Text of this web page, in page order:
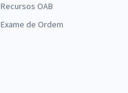
Recursos OAB
Exame de Ordem